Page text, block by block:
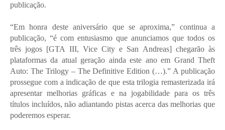
publicação.
“Em honra deste aniversário que se aproxima,” continua a
publicação, “é com entusiasmo que anunciamos que todos os
três jogos [GTA III, Vice City e San Andreas] chegarão às
plataformas da atual geração ainda este ano em Grand Theft
Auto: The Trilogy – The Definitive Edition (…).” A publicação
prossegue com a indicação de que esta trilogia remasterizada irá
apresentar melhorias gráficas e na jogabilidade para os três
títulos incluídos, não adiantando pistas acerca das melhorias que
poderemos esperar.